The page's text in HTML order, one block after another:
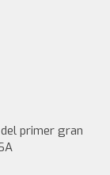
primer gran